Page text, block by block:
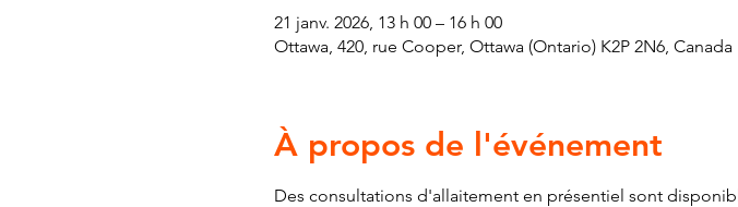
21 janv. 2026, 13 h 00 – 16 h 00
Ottawa, 420, rue Cooper, Ottawa (Ontario) K2P 2N6, Canada
À propos de l'événement
Des consultations d'allaitement en présentiel sont